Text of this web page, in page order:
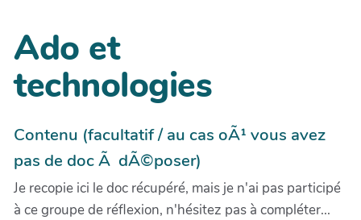
Ado et
technologies
Contenu (facultatif / au cas oÃ¹ vous avez
pas de doc Ã dÃ©poser)
Je recopie ici le doc récupéré, mais je n'ai pas participé
à ce groupe de réflexion, n'hésitez pas à compléter...